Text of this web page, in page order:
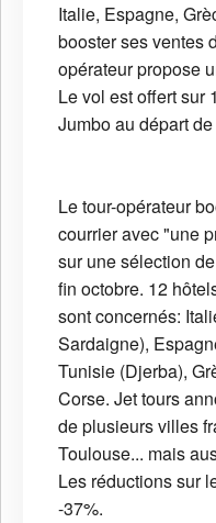
Italie, Espagne,
booster ses ventes
opérateur propose
Le vol est offert sur
Jumbo au départ
Le tour-opérateur
courrier avec "une
sur une sélection
fin octobre. 12
sont concernés:
Sardaigne),
Tunisie (Djerba),
Corse. Jet tours
de plusieurs villes
Toulouse... mais
Les réductions sur
-37%.